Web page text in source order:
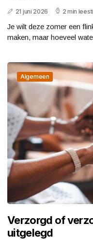
21 juni 2026 2 min
Je wilt deze zomer een
maken, maar hoeveel
Algemeen
Verzorgd of
uitgelegd